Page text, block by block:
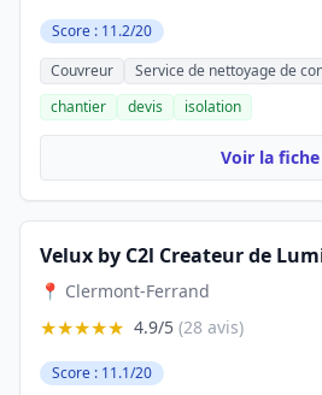
Score : 11.2/20
Couvreur
Service de nettoyage de
chantier
devis isolation
Voir la fiche
Velux by C2l Createur de
📍 Clermont-Ferrand
★★★★★ 4.9/5 (28 avis)
Score : 11.1/20